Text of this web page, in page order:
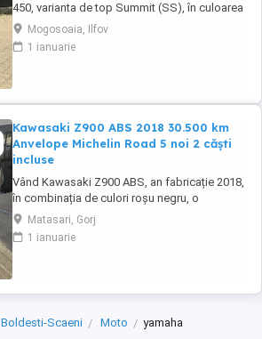
450, varianta de top Summit (SS), în culoarea
Kamet White, dotată din fabrică cu jante
Tubeless. Motocicleta este practic nouă,
neutilizată (2 km). A fost fabricată în
absolut ...
Mogosoaia, Ilfov
1 ianuarie
Kawasaki Z900 ABS 2018 30.500 km
Anvelope Michelin Road 5 noi 2 căști
incluse
Vând Kawasaki Z900 ABS, an fabricație 2018,
în combinația de culori roșu negru, o
configurație foarte frumoasă și mai rar
întâlnită. Motocicleta are aproximativ 30.500
km și se prezintă foarte bine. Este echipată
Matasari, Gorj
1 ianuarie
Boldesti-Scaeni Moto yamaha